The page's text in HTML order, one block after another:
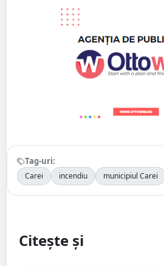
Tag-uri:
Carei incendiu municipiul Carei
Citește și